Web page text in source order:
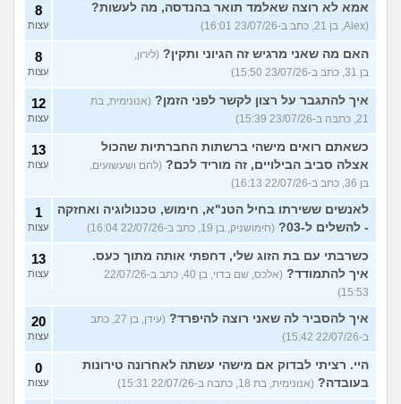
אמא לא רוצה שאלמד תואר בהנדסה, מה לעשות?
(Alex, בן 21, כתב ב-23/07/26 16:01)
8
עצות
האם מה שאני מרגיש זה הגיוני ותקין? (לירון,
בן 31, כתב ב-23/07/26 15:50)
8
עצות
איך להתגבר על רצון לקשר לפני הזמן? (אנונימית, בת
21, כתבה ב-23/07/26 15:39)
12
עצות
כשאתם רואים מישהי ברשתות החברתיות שהכול
אצלה סביב הבילויים, זה מוריד לכם? (לחם ושעשועים,
בן 36, כתב ב-22/07/26 16:13)
13
עצות
לאנשים ששירתו בחיל הטנ"א, חימוש, טכנולוגיה ואחזקה
- להשלים ל-03?
(חימושניק, בן 19, כתב ב-22/07/26 16:04)
1
עצות
כשרבתי עם בת הזוג שלי, דחפתי אותה מתוך כעס.
איך להתמודד?
(אלכס, שם בדוי, בן 40, כתב ב-22/07/26
15:53)
13
עצות
איך להסביר לה שאני רוצה להיפרד?
(עידן, בן 27, כתב
ב-22/07/26 15:42)
20
עצות
היי. רציתי לבדוק אם מישהי עשתה לאחרונה טירונות
בעובדה? (אנונימית, בת 18, כתבה ב-22/07/26 15:31)
0
עצות